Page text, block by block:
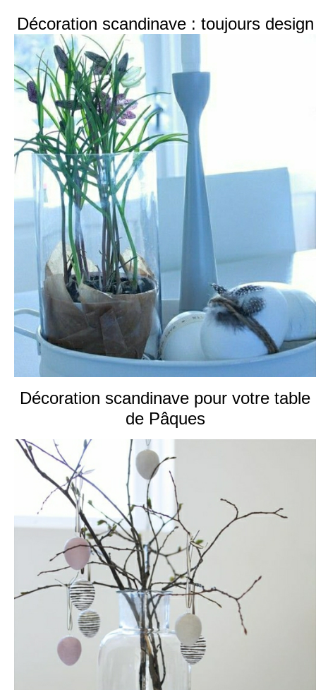
Décoration scandinave : toujours design
Décoration scandinave pour votre table
de Pâques